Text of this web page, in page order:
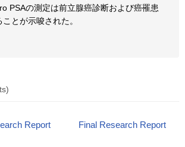
PSAの測定は前立腺癌診断および癌罹患
とが示唆された。
Report
Final Research Report